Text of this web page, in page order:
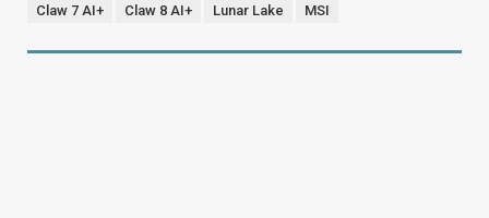
Claw 7 AI+ Claw 8 AI+ Lunar Lake MSI